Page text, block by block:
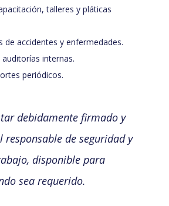
talleres y pláticas
de accidentes y enfermedades.
auditorías internas.
periódicos.
debidamente firmado y
responsable de seguridad y
disponible para
sea requerido.